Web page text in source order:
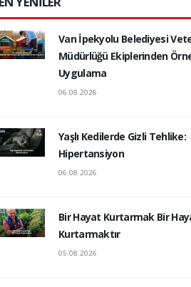
Van İpekyolu Belediyesi
Müdürlüğü Ekiplerinden
Uygulama
06.08.2026
Yaşlı Kedilerde Gizli Tehlike:
Hipertansiyon
06.08.2026
Bir Hayat Kurtarmak Bir
Kurtarmaktır
05.08.2026